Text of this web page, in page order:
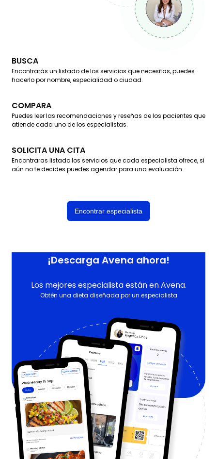
BUSCA
Encontrarás un listado de los servicios que necesitas, puedes
hacerlo por nombre, especialidad o ciudad.
COMPARA
Puedes leer las recomendaciones y reseñas de los pacientes que
atiende cada uno de los especialistas.
SOLICITA UNA CITA
Encontraras listado los servicios que cada especialista ofrece, si
aún no te decides puedes agendar para una evaluación.
Encontrar especialista
¡Descarga Avena ahora!
Los mejores especialista están en Avena.
Obtén una dieta diseñada por un especialista